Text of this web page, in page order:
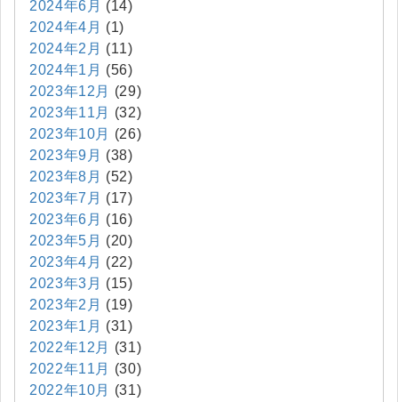
2024年6月 (14)
2024年4月 (1)
2024年2月 (11)
2024年1月 (56)
2023年12月
(29)
2023年11月
(32)
2023年10月
(26)
2023年9月 (38)
2023年8月 (52)
2023年7月 (17)
2023年6月 (16)
2023年5月 (20)
2023年4月 (22)
2023年3月 (15)
2023年2月 (19)
2023年1月 (31)
2022年12月
(31)
2022年11月
(30)
2022年10月
(31)